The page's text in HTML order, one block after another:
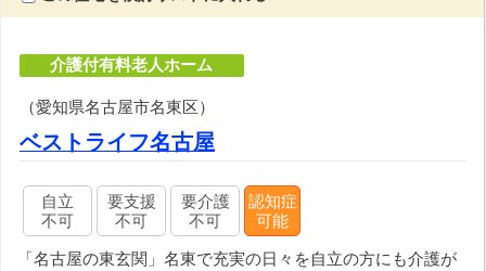
介護付有料老人ホーム
（愛知県名古屋市名東区）
ベストライフ名古屋
自立
不可
要支援
不可
要介護
不可
認知症
可能
「名古屋の東玄関」名東で充実の日々を自立の方にも介護が